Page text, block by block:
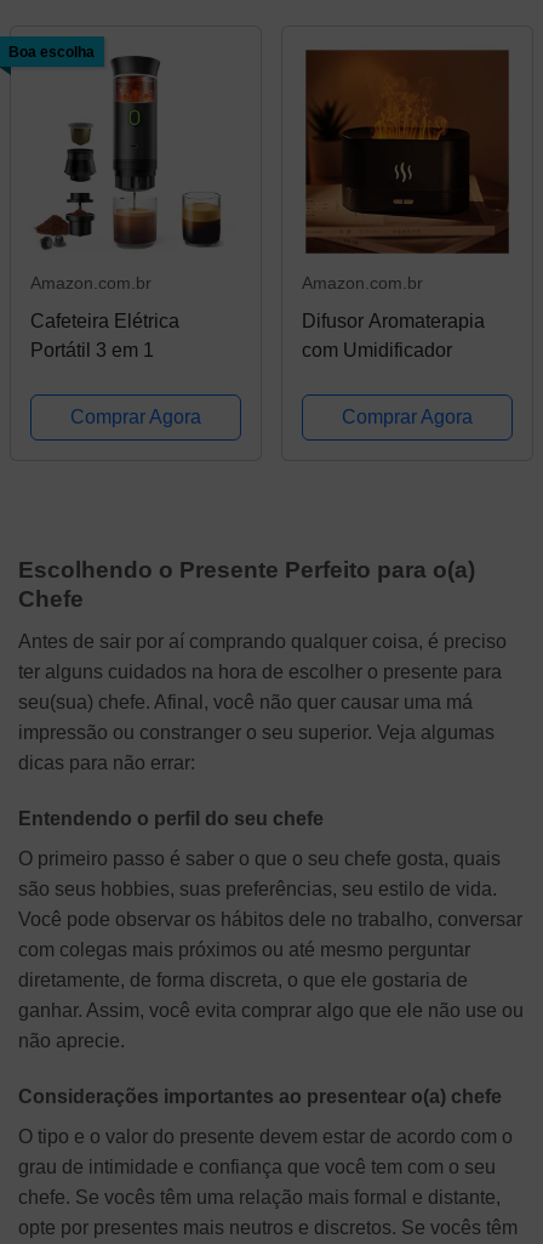
Boa escolha
Amazon.com.br
Cafeteira Elétrica
Portátil 3 em 1
Comprar Agora
Amazon.com.br
Difusor Aromaterapia
com Umidificador
Comprar Agora
Escolhendo o Presente Perfeito para o(a)
Chefe
Antes de sair por aí comprando qualquer coisa, é preciso
ter alguns cuidados na hora de escolher o presente para
seu(sua) chefe. Afinal, você não quer causar uma má
impressão ou constranger o seu superior. Veja algumas
dicas para não errar:
Entendendo o perfil do seu chefe
O primeiro passo é saber o que o seu chefe gosta, quais
são seus hobbies, suas preferências, seu estilo de vida.
Você pode observar os hábitos dele no trabalho, conversar
com colegas mais próximos ou até mesmo perguntar
diretamente, de forma discreta, o que ele gostaria de
ganhar. Assim, você evita comprar algo que ele não use ou
não aprecie.
Considerações importantes ao presentear o(a) chefe
O tipo e o valor do presente devem estar de acordo com o
grau de intimidade e confiança que você tem com o seu
chefe. Se vocês têm uma relação mais formal e distante,
opte por presentes mais neutros e discretos. Se vocês têm